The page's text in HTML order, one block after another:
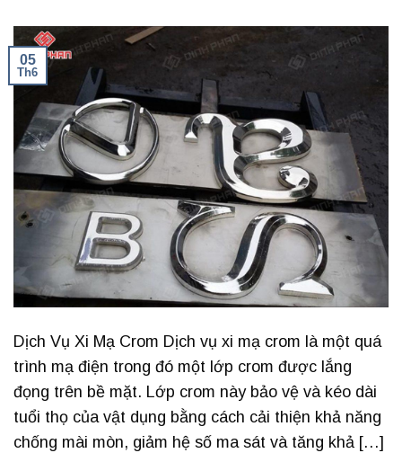
05
Th6
Dịch Vụ Xi Mạ Crom Dịch vụ xi mạ crom là một quá
trình mạ điện trong đó một lớp crom được lắng
đọng trên bề mặt. Lớp crom này bảo vệ và kéo dài
tuổi thọ của vật dụng bằng cách cải thiện khả năng
chống mài mòn, giảm hệ số ma sát và tăng khả […]